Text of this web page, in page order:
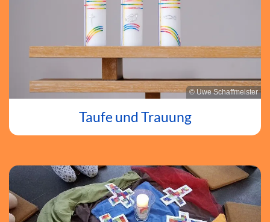
© Uwe Schaffmeister
Taufe und Trauung